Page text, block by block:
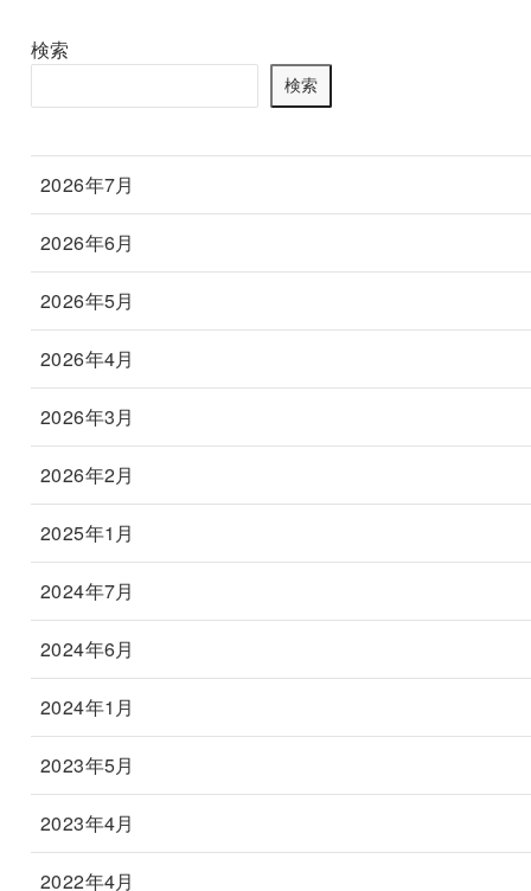
検索
検索
2026年7月
2026年6月
2026年5月
2026年4月
2026年3月
2026年2月
2025年1月
2024年7月
2024年6月
2024年1月
2023年5月
2023年4月
2022年4月